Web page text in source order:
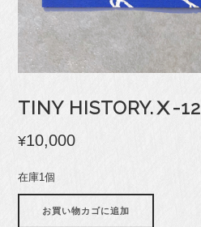
TINY HISTORY.Ⅹ-12
¥10,000
在庫1個
history.Ⅹ-12
お買い物カゴに追加